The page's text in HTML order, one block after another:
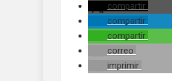
compartir
compartir
compartir
correo
imprimir